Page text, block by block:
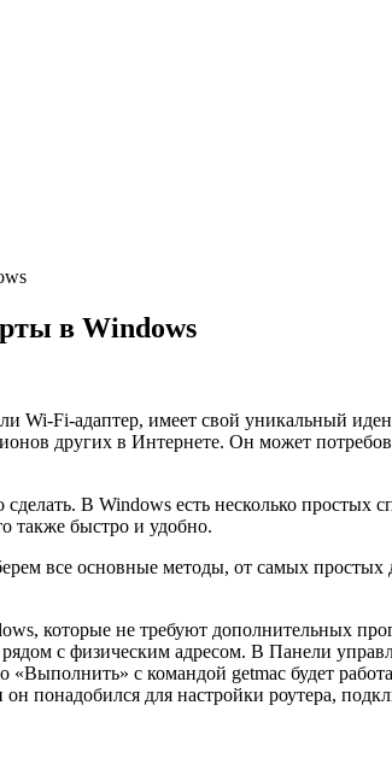
в Windows
Wi-Fi-адаптер, имеет свой уникальный
других в Интернете. Он может
В Windows есть несколько
также быстро и удобно.
все основные методы, от самых
которые не требуют дополнительных
с физическим адресом. В Панели
с командой getmac будет
понадобился для настройки роутера,